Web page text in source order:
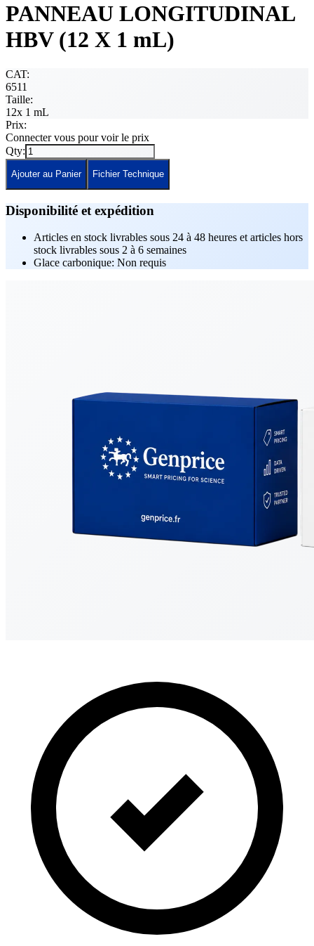
PANNEAU LONGITUDINAL
HBV (12 X 1 mL)
CAT:
6511
Taille:
12x 1 mL
Prix:
Connecter vous pour voir le prix
Qty:
Ajouter au Panier Fichier Technique
Disponibilité et expédition
Articles en stock livrables sous 24 à 48 heures et articles hors
stock livrables sous 2 à 6 semaines
Glace carbonique: Non requis